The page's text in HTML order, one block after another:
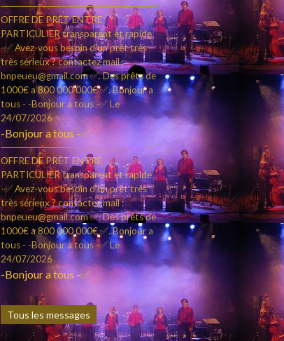
OFFRE DE PRÊT ENTRE
PARTICULIER transparent et rapide
-✅ Avez-vous besoin d'un prêt très
très sérieux ? contactez mail :
bnpeueu@gmail.com ✅. Des prêts de
1000€ a 800 000 000€ ✅. Bonjour a
tous - -Bonjour a tous -✅Le
24/07/2026
-Bonjour a tous -✅
OFFRE DE PRÊT ENTRE
PARTICULIER transparent et rapide
-✅ Avez-vous besoin d'un prêt très
très sérieux ? contactez mail :
bnpeueu@gmail.com ✅. Des prêts de
1000€ a 800 000 000€ ✅. Bonjour a
tous - -Bonjour a tous -✅Le
24/07/2026
-Bonjour a tous -✅
Tous les messages